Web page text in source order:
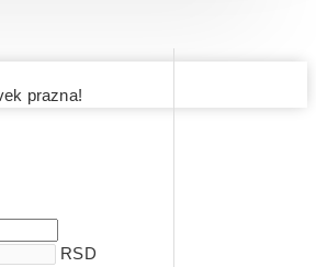
prazna!
RSD